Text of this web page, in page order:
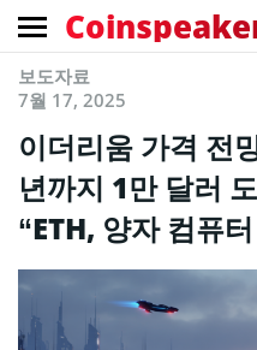
보도자료
7월 17, 2025
이더리움 가격 전
년까지 1만 달러
“ETH, 양자 컴퓨